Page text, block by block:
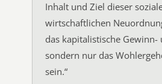
Inhalt und Ziel dieser
wirtschaftlichen
das kapitalistische Gewinn-
sondern nur das
sein.“